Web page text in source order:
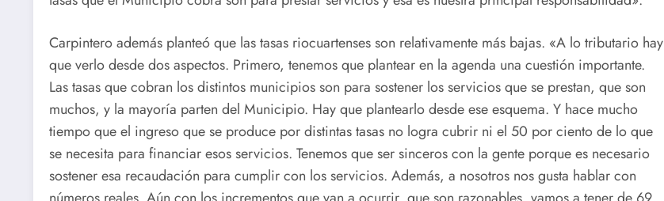
Carpintero además planteó que las tasas riocuartenses son relativamente más bajas. «A lo tributario hay
que verlo desde dos aspectos. Primero, tenemos que plantear en la agenda una cuestión importante.
Las tasas que cobran los distintos municipios son para sostener los servicios que se prestan, que son
muchos, y la mayoría parten del Municipio. Hay que plantearlo desde ese esquema. Y hace mucho
tiempo que el ingreso que se produce por distintas tasas no logra cubrir ni el 50 por ciento de lo que
se necesita para financiar esos servicios. Tenemos que ser sinceros con la gente porque es necesario
sostener esa recaudación para cumplir con los servicios. Además, a nosotros nos gusta hablar con